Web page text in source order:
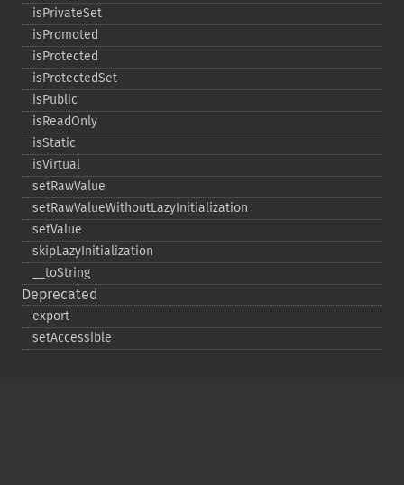
isPrivateSet
isPromoted
isProtected
isProtectedSet
isPublic
isReadOnly
isStatic
isVirtual
setRawValue
setRawValueWithoutLazyInitialization
setValue
skipLazyInitialization
_​_​toString
Deprecated
export
setAccessible